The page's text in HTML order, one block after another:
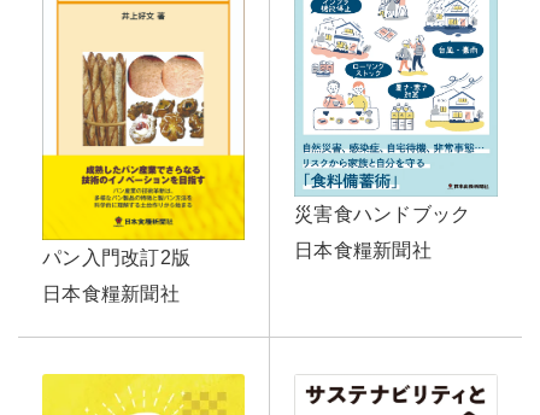
パン入門改訂2版
日本食糧新聞社
災害食ハンドブック
日本食糧新聞社